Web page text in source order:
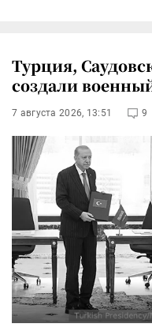
Турция,
создали
7 августа 2026, 13:51 9